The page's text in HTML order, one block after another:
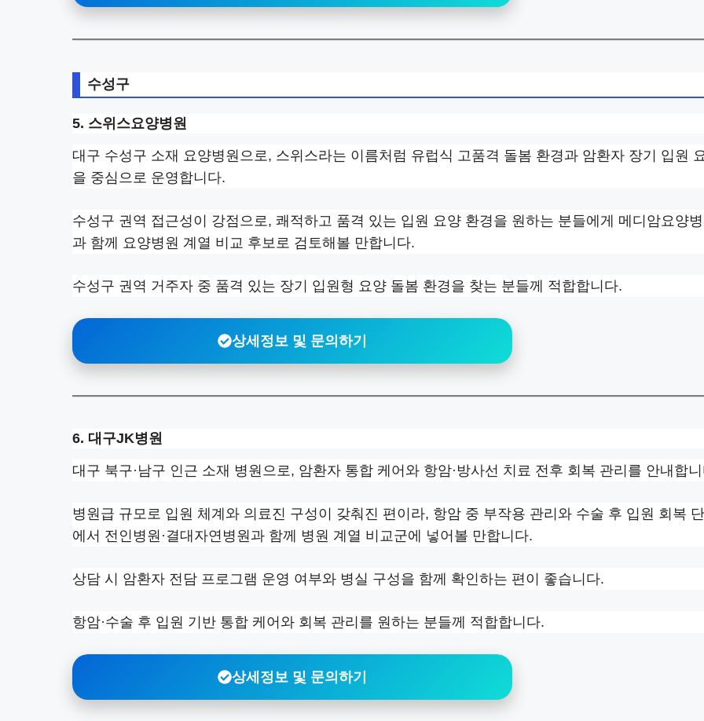
수성구
5. 스위스요양병원
대구 수성구 소재 요양병원으로, 스위스라는 이름처럼 유럽식 고품격 돌봄 환경과 암환자 장기 입원
을 중심으로 운영합니다.
수성구 권역 접근성이 강점으로, 쾌적하고 품격 있는 입원 요양 환경을 원하는 분들에게 메디암요양병
과 함께 요양병원 계열 비교 후보로 검토해볼 만합니다.
수성구 권역 거주자 중 품격 있는 장기 입원형 요양 돌봄 환경을 찾는 분들께 적합합니다.
상세정보 및 문의하기
6. 대구JK병원
대구 북구·남구 인근 소재 병원으로, 암환자 통합 케어와 항암·방사선 치료 전후 회복 관리를 안내합
병원급 규모로 입원 체계와 의료진 구성이 갖춰진 편이라, 항암 중 부작용 관리와 수술 후 입원 회복
에서 전인병원·결대자연병원과 함께 병원 계열 비교군에 넣어볼 만합니다.
상담 시 암환자 전담 프로그램 운영 여부와 병실 구성을 함께 확인하는 편이 좋습니다.
항암·수술 후 입원 기반 통합 케어와 회복 관리를 원하는 분들께 적합합니다.
상세정보 및 문의하기